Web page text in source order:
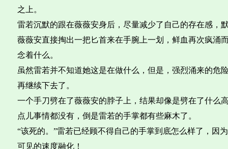
之上。
雷若沉默的跟在薇薇安身后，尽量减少了自己的存在感，
薇薇安直接掏出一把匕首来在手腕上一划，鲜血再次疯涌
念着什么。
虽然雷若并不知道她这是在做什么，但是，强烈涌来的危
再继续下去了。
一个手刀劈在了薇薇安的脖子上，结果却像是劈在了什么
点儿事情都没有，倒是雷若的手掌都有些麻木了。
“该死的。”雷若已经顾不得自己的手掌到底怎么样了，因
可见的速度融化！